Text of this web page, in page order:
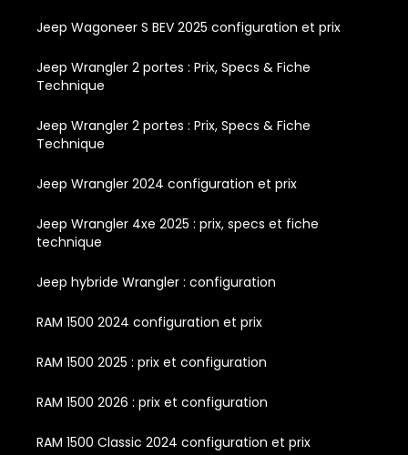
Jeep Wagoneer S BEV 2025 configuration et prix
Jeep Wrangler 2 portes : Prix, Specs & Fiche
Technique
Jeep Wrangler 2 portes : Prix, Specs & Fiche
Technique
Jeep Wrangler 2024 configuration et prix
Jeep Wrangler 4xe 2025 : prix, specs et fiche
technique
Jeep hybride Wrangler : configuration
RAM 1500 2024 configuration et prix
RAM 1500 2025 : prix et configuration
RAM 1500 2026 : prix et configuration
RAM 1500 Classic 2024 configuration et prix